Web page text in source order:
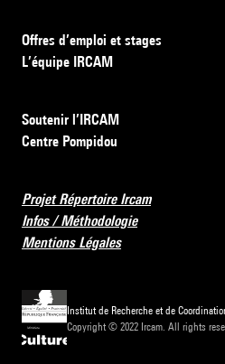
Offres d’emploi et stages
L’équipe IRCAM
Soutenir l’IRCAM
Centre Pompidou
Projet Répertoire Ircam
Infos / Méthodologie
Mentions Légales
Institut de Recherche et de
Copyright © 2022 Ircam. All rights